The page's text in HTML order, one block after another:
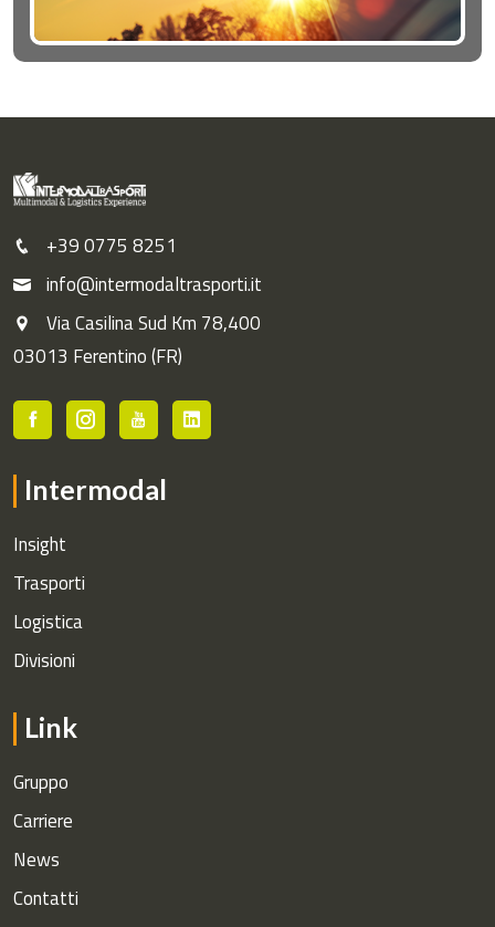
+39 0775 8251
info@intermodaltrasporti.it
Via Casilina Sud Km 78,400
03013 Ferentino (FR)
Intermodal
Insight
Trasporti
Logistica
Divisioni
Link
Gruppo
Carriere
News
Contatti